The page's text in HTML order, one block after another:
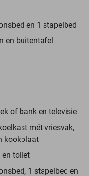
en 1 stapelbed
en buitentafel
of bank en televisie
mét vriesvak,
kookplaat
en toilet
1 stapelbed en